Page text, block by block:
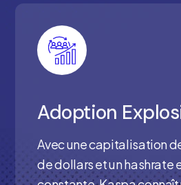
Adoption
Avec une capitalisation
de dollars et un hashrate